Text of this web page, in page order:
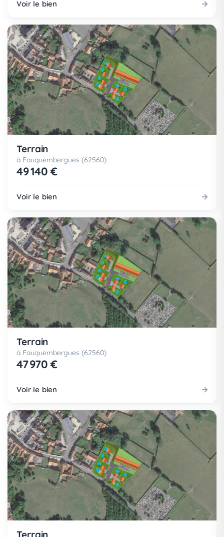
Voir le bien
Terrain
à Fauquembergues (62560)
49 140 €
Voir le bien
Terrain
à Fauquembergues (62560)
47 970 €
Voir le bien
Terrain